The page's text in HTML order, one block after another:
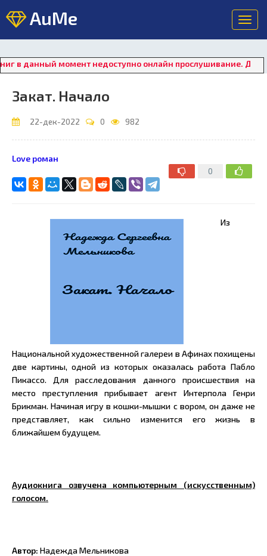
AuMe
момент недоступно онлайн прослушивание. Для
Закат. Начало
22-дек-2022 0 982
0
Love роман
Из
Национальной художественной галереи в Афинах похищены
две картины, одной из которых оказалась работа Пабло
Пикассо. Для расследования данного происшествия на
место преступления прибывает агент Интерпола Генри
Брикман. Начиная игру в кошки-мышки с вором, он даже не
представляет, как сильно изменится его жизнь в
ближайшем будущем.
Аудиокнига озвучена компьютерным (искусственным)
голосом.
Автор: Надежда Мельникова